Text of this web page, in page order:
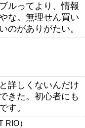
ルってより、情報
な。無理せん買い
のがありがたい。
詳しくないんだけ
きた。初心者にも
す。
RIO）